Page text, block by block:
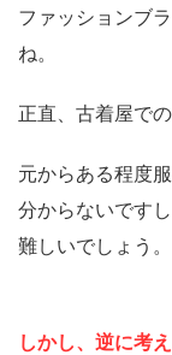
ファッションブ
ね。
正直、古着屋で
元からある程度
分からないです
難しいでしょう。
しかし、逆に考